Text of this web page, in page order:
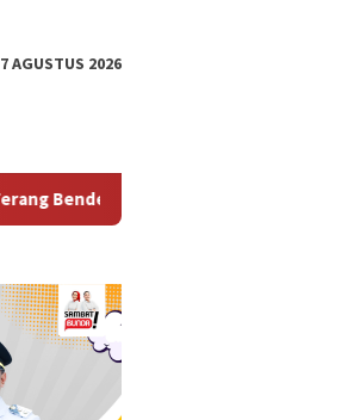
AGUSTUS 2026
Malam Dengan Adanya Ratusan